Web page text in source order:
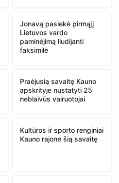
Jonavą pasiekė pirmąjį
Lietuvos vardo
paminėjimą liudijanti
faksimilė
Praėjusią savaitę Kauno
apskrityje nustatyti 25
neblaivūs vairuotojai
Kultūros ir sporto renginiai
Kauno rajone šią savaitę